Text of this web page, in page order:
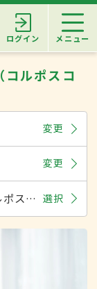
ログイン メニュー
コルポスコ
変更
変更
子宮頸部拡大鏡診（コルポスコピー） 選択